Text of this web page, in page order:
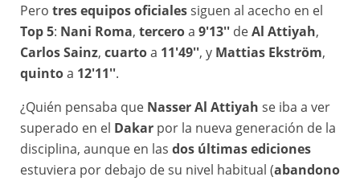
Pero tres equipos oficialessiguen al acecho en el
Top 5: Nani Roma, terceroa 9'13'' deAl Attiyah,
Carlos Sainz, cuartoa 11'49'', y Mattias Ekström,
quintoa 12'11''.
¿Quién pensaba que Nasser Al Attiyah se iba a ver
superado en el Dakar por la nueva generación de la
disciplina, aunque en las dos últimas ediciones
estuviera por debajo de su nivel habitual (abandono